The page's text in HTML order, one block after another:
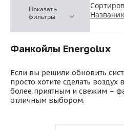
Показать
фильтры
Фанкойлы Energolux
Если вы решили обновить
просто хотите сделать
более приятным и свежим –
отличным выбором.